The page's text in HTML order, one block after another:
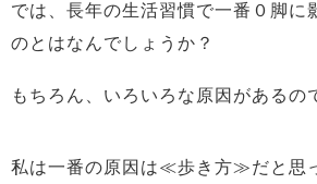
では、長年の生活習慣で一番０脚に
のとはなんでしょうか？
もちろん、いろいろな原因があるの
私は一番の原因は≪歩き方≫だと思